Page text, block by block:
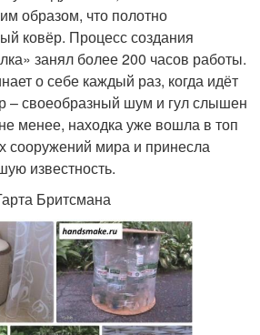
образом, что полотно
ковёр. Процесс создания
занял более 200 часов работы.
о себе каждый раз, когда идёт
– своеобразный шум и гул слышен
менее, находка уже вошла в топ
мира и принесла
известность.
Бритсмана